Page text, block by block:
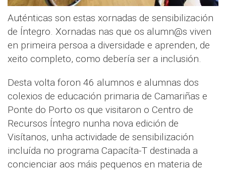
Auténticas son estas xornadas de sensibilización
de Íntegro. Xornadas nas que os alumn@s viven
en primeira persoa a diversidade e aprenden, de
xeito completo, como debería ser a inclusión.
Desta volta foron 46 alumnos e alumnas dos
colexios de educación primaria de Camariñas e
Ponte do Porto os que visitaron o Centro de
Recursos Íntegro nunha nova edición de
Visítanos, unha actividade de sensibilización
incluída no programa Capacíta-T destinada a
concienciar aos máis pequenos en materia de